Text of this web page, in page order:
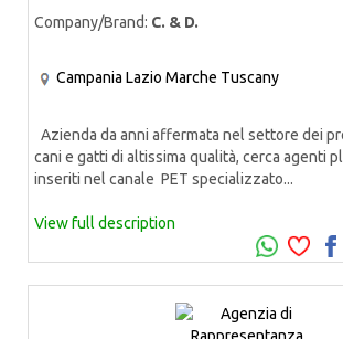
Company/Brand: C. & D.
Campania Lazio Marche Tuscany
Azienda da anni affermata nel settore dei
cani e gatti di altissima qualità, cerca agenti
inseriti nel canale PET specializzato...
View full description